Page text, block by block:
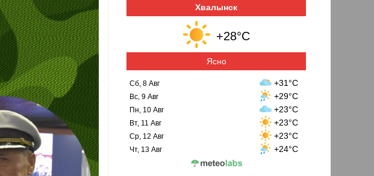
Хвалынск
+28°C
Ясно
Сб, 8 Авг +31°C
Вс, 9 Авг +29°C
Пн, 10 Авг +23°C
Вт, 11 Авг +23°C
Ср, 12 Авг +23°C
Чт, 13 Авг +24°C